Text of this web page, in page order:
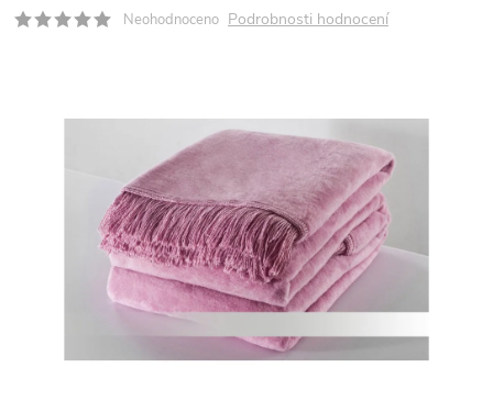
Neohodnoceno Podrobnosti hodnocení